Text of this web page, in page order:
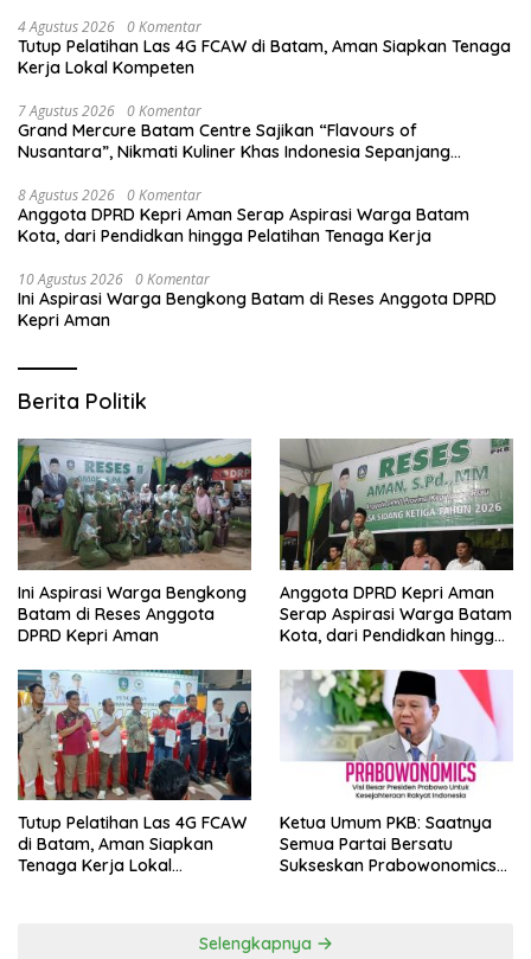
4 Agustus 2026 0 Komentar
Tutup Pelatihan Las 4G FCAW di Batam, Aman Siapkan Tenaga
Kerja Lokal Kompeten
7 Agustus 2026 0 Komentar
Grand Mercure Batam Centre Sajikan “Flavours of
Nusantara”, Nikmati Kuliner Khas Indonesia Sepanjang
8 Agustus 2026 0 Komentar
Anggota DPRD Kepri Aman Serap Aspirasi Warga Batam
Kota, dari Pendidkan hingga Pelatihan Tenaga Kerja
10 Agustus 2026 0 Komentar
Ini Aspirasi Warga Bengkong Batam di Reses Anggota DPRD
Kepri Aman
Berita Politik
Ini Aspirasi Warga Bengkong
Batam di Reses Anggota
DPRD Kepri Aman
Anggota DPRD Kepri Aman
Serap Aspirasi Warga Batam
Kota, dari Pendidkan hingga
Tutup Pelatihan Las 4G FCAW
di Batam, Aman Siapkan
Tenaga Kerja Lokal
Ketua Umum PKB: Saatnya
Semua Partai Bersatu
Sukseskan Prabowonomics
Selengkapnya